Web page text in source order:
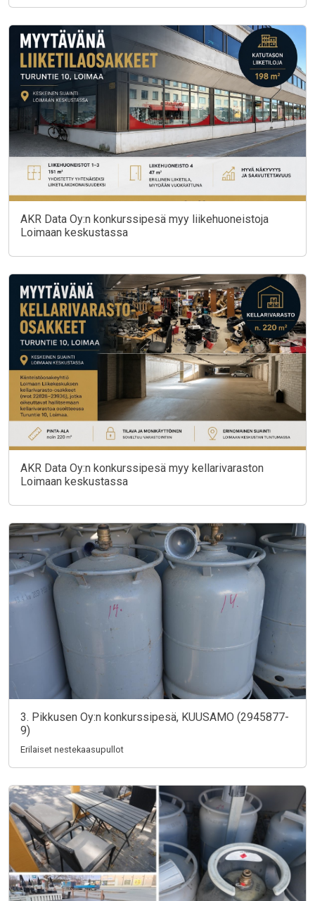
AKR Data Oy:n konkurssipesä myy liikehuoneistoja
Loimaan keskustassa
AKR Data Oy:n konkurssipesä myy kellarivaraston
Loimaan keskustassa
3. Pikkusen Oy:n konkurssipesä, KUUSAMO (2945877-
9)
Erilaiset nestekaasupullot